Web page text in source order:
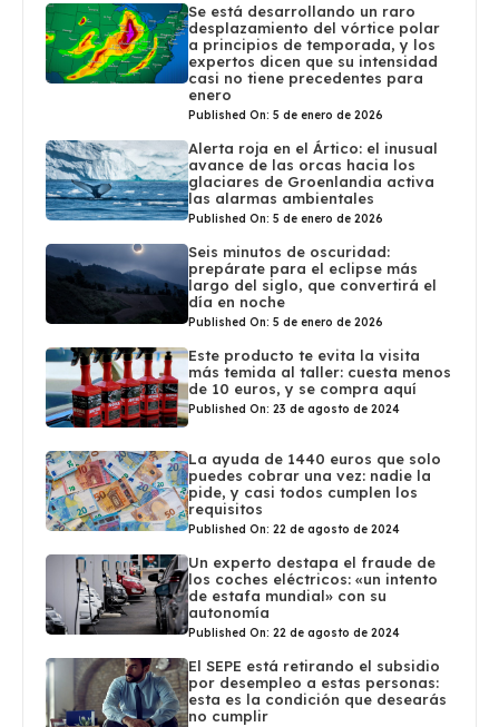
Se está desarrollando un raro
desplazamiento del vórtice polar
a principios de temporada, y los
expertos dicen que su intensidad
casi no tiene precedentes para
enero
Published On: 5 de enero de 2026
Alerta roja en el Ártico: el inusual
avance de las orcas hacia los
glaciares de Groenlandia activa
las alarmas ambientales
Published On: 5 de enero de 2026
Seis minutos de oscuridad:
prepárate para el eclipse más
largo del siglo, que convertirá el
día en noche
Published On: 5 de enero de 2026
Este producto te evita la visita
más temida al taller: cuesta menos
de 10 euros, y se compra aquí
Published On: 23 de agosto de 2024
La ayuda de 1440 euros que solo
puedes cobrar una vez: nadie la
pide, y casi todos cumplen los
requisitos
Published On: 22 de agosto de 2024
Un experto destapa el fraude de
los coches eléctricos: «un intento
de estafa mundial» con su
autonomía
Published On: 22 de agosto de 2024
El SEPE está retirando el subsidio
por desempleo a estas personas:
esta es la condición que desearás
no cumplir